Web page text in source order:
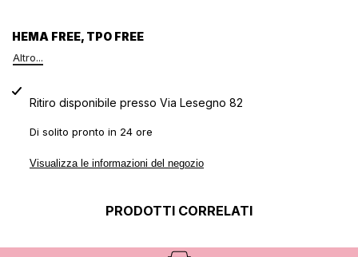
HEMA FREE, TPO FREE
Altro...
Ritiro disponibile presso Via Lesegno 82
Di solito pronto in 24 ore
Visualizza le informazioni del negozio
PRODOTTI CORRELATI